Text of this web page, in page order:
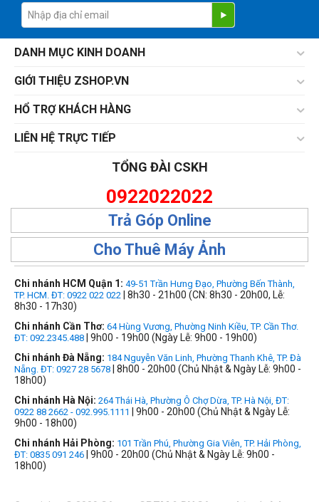
DANH MỤC KINH DOANH
GIỚI THIỆU ZSHOP.VN
HỔ TRỢ KHÁCH HÀNG
LIÊN HỆ TRỰC TIẾP
TỔNG ĐÀI CSKH
0922022022
Trả Góp Online
Cho Thuê Máy Ảnh
Chi nhánh HCM Quận 1: 49-51 Trần Hưng Đạo, Phường Bến Thành,
TP. HCM. ĐT: 0922 022 022 | 8h30 - 21h00 (CN: 8h30 - 20h00, Lễ:
8h30 - 17h30)
Chi nhánh Cần Thơ: 64 Hùng Vương, Phường Ninh Kiều, TP. Cần Thơ.
ĐT: 092.2345.488 | 9h00 - 19h00 (Ngày Lễ: 9h00 - 19h00)
Chi nhánh Đà Nẵng: 184 Nguyễn Văn Linh, Phường Thanh Khê, TP. Đà
Nẵng. ĐT: 0927 28 5678 | 8h00 - 20h00 (Chủ Nhật & Ngày Lễ: 9h00 -
18h00)
Chi nhánh Hà Nội: 264 Thái Hà, Phường Ô Chợ Dừa, TP. Hà Nội, ĐT:
0922 88 2662 - 092.995.1111
| 9h00 - 20h00 (Chủ Nhật & Ngày Lễ:
9h00 - 18h00)
Chi nhánh Hải Phòng: 101 Trần Phú, Phường Gia Viên, TP. Hải Phòng,
ĐT: 0835 091 246 | 9h00 - 20h00 (Chủ Nhật & Ngày Lễ: 9h00 -
18h00)